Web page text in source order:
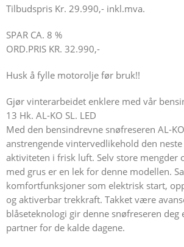
Tilbudspris Kr. 29.990,- inkl.mva.
SPAR CA. 8 %
ORD.PRIS KR. 32.990,-
Husk å fylle motorolje før bruk!!
Gjør vinterarbeidet enklere med vår
13 Hk. AL-KO SL. LED
Med den bensindrevne snøfreseren AL-
anstrengende vintervedlikehold den
aktiviteten i frisk luft. Selv store mengder
med grus er en lek for denne modellen.
komfortfunksjoner som elektrisk start,
og aktiverbar trekkraft. Takket være
blåseteknologi gir denne snøfreseren deg
partner for de kalde dagene.